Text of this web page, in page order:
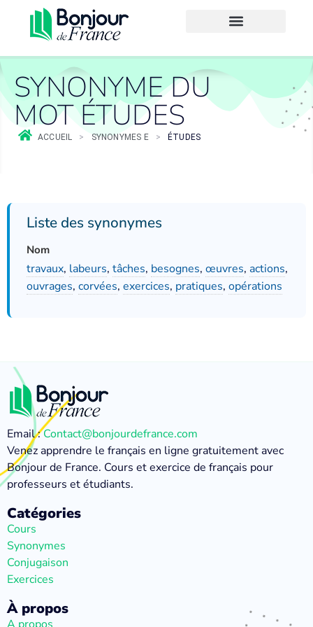
SYNONYME DU
MOT ÉTUDES
ACCUEIL > SYNONYMES E > ÉTUDES
Liste des synonymes
Nom
travaux, labeurs, tâches, besognes, œuvres, actions,
ouvrages, corvées, exercices, pratiques, opérations
Email :Contact@bonjourdefrance.com
Venez apprendre le français en ligne gratuitement avec
Bonjour de France. Cours et exercice de français pour
professeurs et étudiants.
Catégories
Cours
Synonymes
Conjugaison
Exercices
À propos